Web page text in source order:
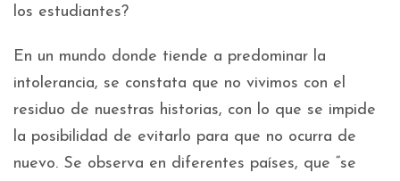
los estudiantes?
En un mundo donde tiende a predominar la
intolerancia, se constata que no vivimos con el
residuo de nuestras historias, con lo que se impide
la posibilidad de evitarlo para que no ocurra de
nuevo. Se observa en diferentes países, que “se